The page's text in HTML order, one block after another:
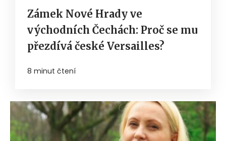
Zámek Nové Hrady ve
východních Čechách: Proč se mu
přezdívá české Versailles?
8 minut čtení